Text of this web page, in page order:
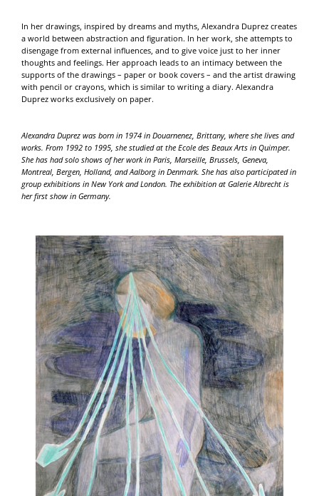
In her drawings, inspired by dreams and myths, Alexandra Duprez creates
a world between abstraction and figuration. In her work, she attempts to
disengage from external influences, and to give voice just to her inner
thoughts and feelings. Her approach leads to an intimacy between the
supports of the drawings – paper or book covers – and the artist drawing
with pencil or crayons, which is similar to writing a diary. Alexandra
Duprez works exclusively on paper.
Alexandra Duprez was born in 1974 in Douarnenez, Brittany, where she lives and
works. From 1992 to 1995, she studied at the Ecole des Beaux Arts in Quimper.
She has had solo shows of her work in Paris, Marseille, Brussels, Geneva,
Montreal, Bergen, Holland, and Aalborg in Denmark. She has also participated in
group exhibitions in New York and London. The exhibition at Galerie Albrecht is
her first show in Germany.